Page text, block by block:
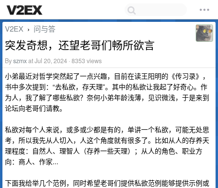
V2EX › 问与答
突发奇想，还望老哥们畅所欲言
Byszmxat Jul 20, 2024 · 8353 views
小弟最近对哲学突然起了一点兴趣，目前在读王阳明的《传习录》，
书中多次提到：“去私欲，存天理”。其中的私欲让我起了好奇心。作
为人，我了解了哪些私欲？奈何小弟年龄浅薄，见识微浅，于是来到
论坛向老哥们请教。
私欲对每个人来说，或多或少都是有的，单讲一个私欲，可能无处思
考，所以我先从人切入，人这个角度就有很多了。比如从人的存养天
理程度：自然人、理智人（存养一些天理）；从人的角色、职业方
向：商人、作家...
下面我给举几个范例，同时希望老哥们提供私欲范例能够提供示例或